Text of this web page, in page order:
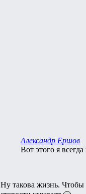
Александр Ершов
Вот этого я
Ну такова жизнь. Чтобы